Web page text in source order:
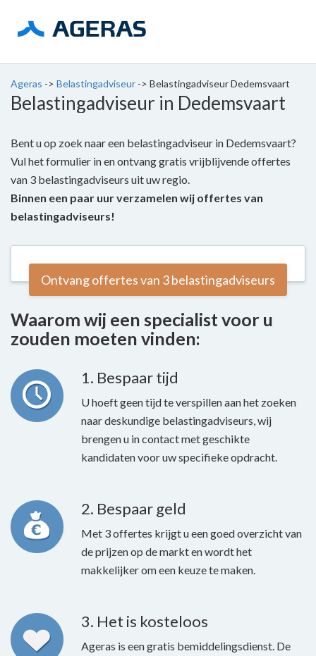
Ageras -> Belastingadviseur -> Belastingadviseur Dedemsvaart
Belastingadviseur in Dedemsvaart
Bent u op zoek naar een belastingadviseur in Dedemsvaart?
Vul het formulier in en ontvang gratis vrijblijvende offertes
van 3 belastingadviseurs uit uw regio.
Binnen een paar uur verzamelen wij offertes van
belastingadviseurs!
Ontvang offertes van 3 belastingadviseurs
Waarom wij een specialist voor u
zouden moeten vinden:
1. Bespaar tijd
U hoeft geen tijd te verspillen aan het zoeken
naar deskundige belastingadviseurs, wij
brengen u in contact met geschikte
kandidaten voor uw specifieke opdracht.
2. Bespaar geld
Met 3 offertes krijgt u een goed overzicht van
de prijzen op de markt en wordt het
makkelijker om een keuze te maken.
3. Het is kosteloos
Ageras is een gratis bemiddelingsdienst. De